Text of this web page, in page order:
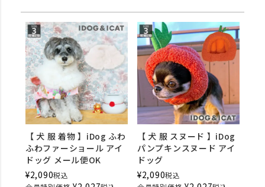
【 犬 服 着物 】iDog ふわ
ふわファーショール アイ
ドッグ メール便OK
¥2,090税込
【 犬 服 スヌード 】iDog
パンプキンスヌード アイ
ドッグ
¥2,090税込